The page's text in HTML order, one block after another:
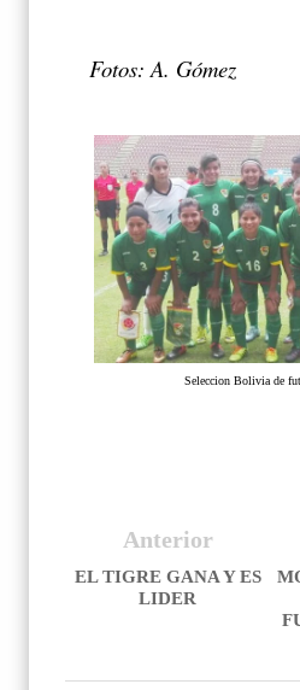
Fotos: A. Gómez
Seleccion Bolivia de
Anterior
EL TIGRE GANA Y ES
LIDER